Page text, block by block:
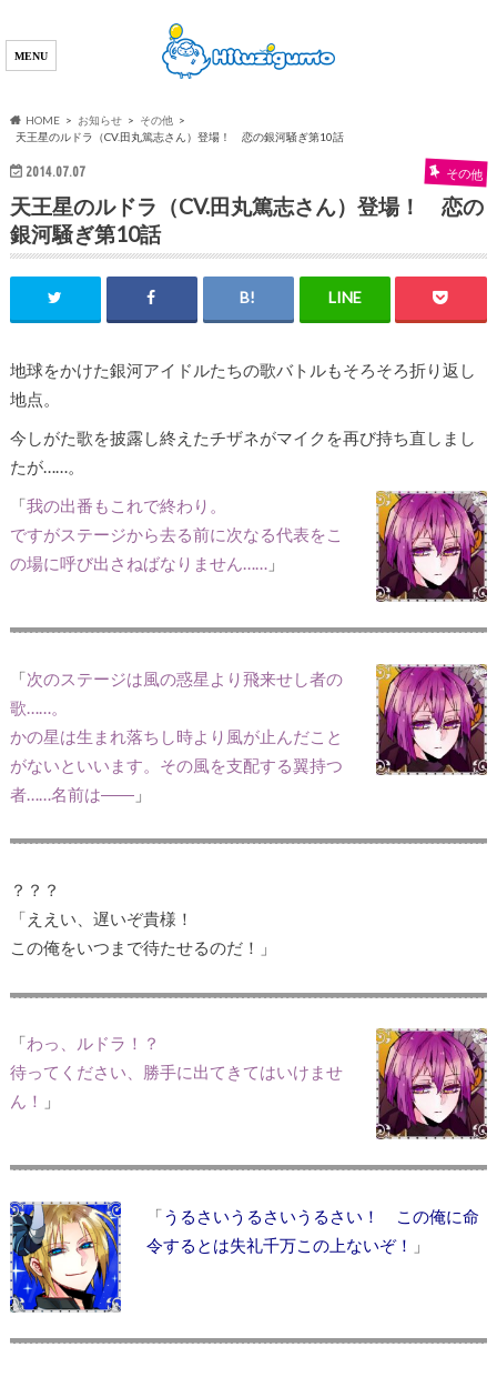
HOME お知らせ
その他
天王星のルドラ（CV.田丸篤志さん）登場！ 恋の銀河騒ぎ第10話
2014.07.07 その他
天王星のルドラ（CV.田丸篤志さん）登場！ 恋の
銀河騒ぎ第10話
地球をかけた銀河アイドルたちの歌バトルもそろそろ折り返し
地点。
今しがた歌を披露し終えたチザネがマイクを再び持ち直しまし
たが……。
「我の出番もこれで終わり。
ですがステージから去る前に次なる代表をこ
の場に呼び出さねばなりません……」
「次のステージは風の惑星より飛来せし者の
歌……。
かの星は生まれ落ちし時より風が止んだこと
がないといいます。その風を支配する翼持つ
者……名前は――」
？？？
「ええい、遅いぞ貴様！
この俺をいつまで待たせるのだ！」
「わっ、ルドラ！？
待ってください、勝手に出てきてはいけませ
ん！
」
「うるさいうるさいうるさい！ この俺に命
令するとは失礼千万この上ないぞ！
」